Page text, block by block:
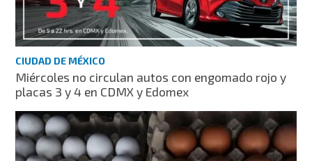
CIUDAD DE MÉXICO
Miércoles no circulan autos con engomado rojo y
placas 3 y 4 en CDMX y Edomex